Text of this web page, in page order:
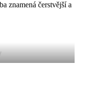
znamená čerstvější a